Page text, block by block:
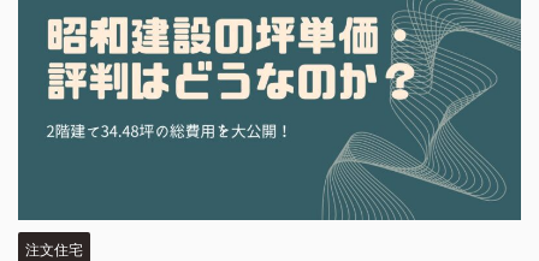
注文住宅